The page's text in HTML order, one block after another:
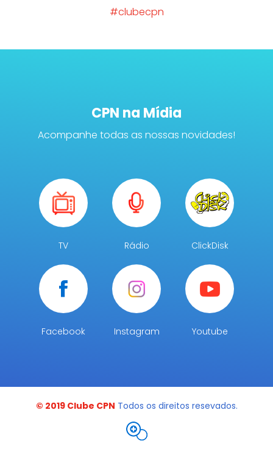
#clubecpn
CPN na Mídia
Acompanhe todas as nossas novidades!
TV Rádio ClickDisk
Facebook Instagram Youtube
© 2019 Clube CPN Todos os direitos resevados.